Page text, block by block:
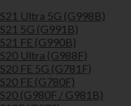
Ultra 5G (G998B)
5G (G991B)
FE (G990B)
Ultra (G988F)
FE 5G (G781F)
FE (G780F)
(G980F / G981B)